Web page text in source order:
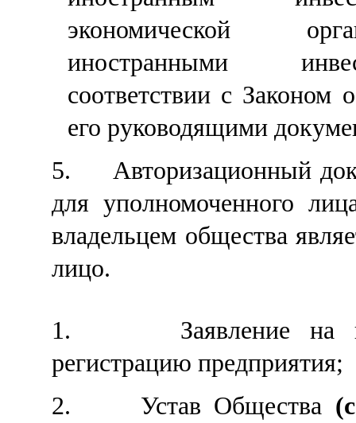
экономической
иностранными
соответствии с Законом
его руководящими
5.
Авторизационный
для уполномоченного
владельцем общества
лицо.
1.
Заявление на
регистрацию предприятия;
2.
Устав Общества